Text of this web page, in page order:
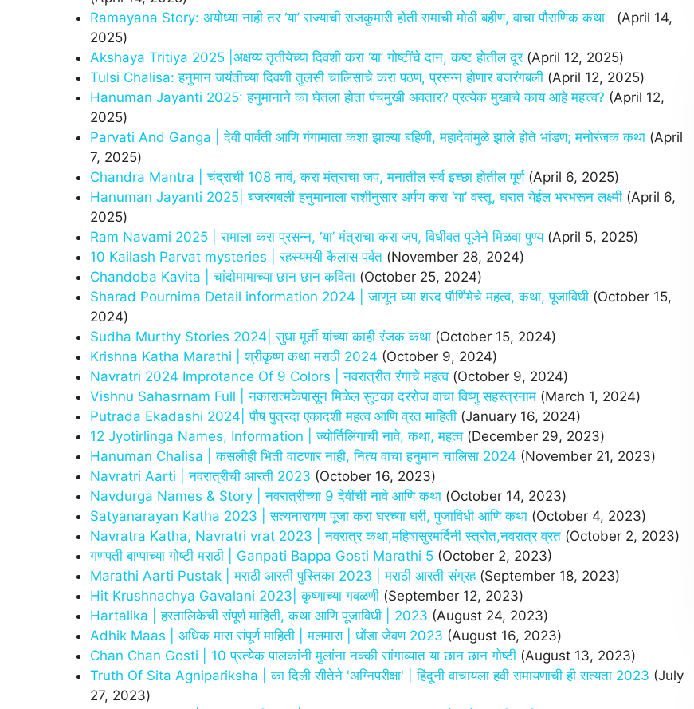
Ramayana Story: अयोध्या नाही तर ‘या’ राज्याची राजकुमारी होती रामाची मोठी बहीण, वाचा पौराणिक कथा
(April 14,
2025)
Akshaya Tritiya 2025 |अक्षय्य तृतीयेच्या दिवशी करा ‘या’ गोष्टींचे दान, कष्ट होतील दूर (April 12, 2025)
Tulsi Chalisa: हनुमान जयंतीच्या दिवशी तुलसी चालिसाचे करा पठण, प्रसन्न होणार बजरंगबली (April 12, 2025)
Hanuman Jayanti 2025: हनुमानाने का घेतला होता पंचमुखी अवतार? प्रत्येक मुखाचे काय आहे महत्त्व? (April 12,
2025)
Parvati And Ganga | देवी पार्वती आणि गंगामाता कशा झाल्या बहिणी, महादेवांमुळे झाले होते भांडण; मनोरंजक कथा (April
7, 2025)
Chandra Mantra | चंद्राची 108 नावं, करा मंत्राचा जप, मनातील सर्व इच्छा होतील पूर्ण (April 6, 2025)
Hanuman Jayanti 2025| बजरंगबली हनुमानाला राशीनुसार अर्पण करा ‘या’ वस्तू, घरात येईल भरभरून लक्ष्मी (April 6,
2025)
Ram Navami 2025 | रामाला करा प्रसन्न, ‘या’ मंत्राचा करा जप, विधीवत पूजेने मिळवा पुण्य (April 5, 2025)
10 Kailash Parvat mysteries | रहस्यमयी कैलास पर्वत (November 28, 2024)
Chandoba Kavita | चांदोमामाच्या छान छान कविता (October 25, 2024)
Sharad Pournima Detail information 2024 | जाणून घ्या शरद पौर्णिमेचे महत्व, कथा, पूजाविधी (October 15,
2024)
Sudha Murthy Stories 2024| सुधा मूर्ती यांच्या काही रंजक कथा (October 15, 2024)
Krishna Katha Marathi | श्रीकृष्ण कथा मराठी 2024 (October 9, 2024)
Navratri 2024 Improtance Of 9 Colors | नवरात्रीत रंगाचे महत्व (October 9, 2024)
Vishnu Sahasrnam Full | नकारात्मकेपासून मिळेल सुटका दररोज वाचा विष्णु सहस्त्रनाम (March 1, 2024)
Putrada Ekadashi 2024| पौष पुत्रदा एकादशी महत्व आणि व्रत माहिती (January 16, 2024)
12 Jyotirlinga Names, Information | ज्योर्तिलिंगाची नावे, कथा, महत्व (December 29, 2023)
Hanuman Chalisa | कसलीही भिती वाटणार नाही, नित्य वाचा हनुमान चालिसा 2024 (November 21, 2023)
Navratri Aarti | नवरात्रीची आरती 2023 (October 16, 2023)
Navdurga Names & Story | नवरात्रीच्या 9 देवींची नावे आणि कथा (October 14, 2023)
Satyanarayan Katha 2023 | सत्यनारायण पूजा करा घरच्या घरी, पुजाविधी आणि कथा (October 4, 2023)
Navratra Katha, Navratri vrat 2023 | नवरात्र कथा,महिषासुरमर्दिनी स्त्रोत,नवरात्र व्रत (October 2, 2023)
गणपती बाप्पाच्या गोष्टी मराठी | Ganpati Bappa Gosti Marathi 5 (October 2, 2023)
Marathi Aarti Pustak | मराठी आरती पुस्तिका 2023 | मराठी आरती संग्रह (September 18, 2023)
Hit Krushnachya Gavalani 2023| कृष्णाच्या गवळणी (September 12, 2023)
Hartalika | हरतालिकेची संपूर्ण माहिती, कथा आणि पूजाविधी | 2023 (August 24, 2023)
Adhik Maas | अधिक मास संपूर्ण माहिती | मलमास | धोंडा जेवण 2023 (August 16, 2023)
Chan Chan Gosti | 10 प्रत्येक पालकांनी मुलांना नक्की सांगाव्यात या छान छान गोष्टी (August 13, 2023)
Truth Of Sita Agnipariksha | का दिली सीतेने 'अग्निपरीक्षा' | हिंदूनी वाचायला हवी रामायणाची ही सत्यता 2023 (July
27, 2023)